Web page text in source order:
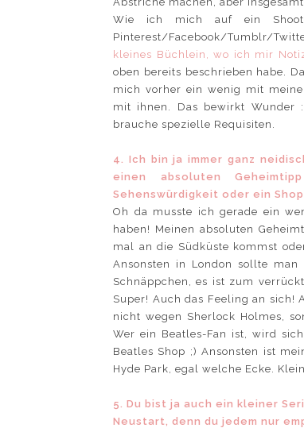
Wie ich mich auf ein
Pinterest/Facebook/Tumblr/
kleines Büchlein, wo ich mir
oben bereits beschrieben habe.
mich vorher ein wenig mit
mit ihnen. Das bewirkt Wunder
brauche spezielle Requisiten.
4. Ich bin ja immer ganz
einen absoluten
Sehenswürdigkeit oder ein
Oh da musste ich gerade ein
haben! Meinen absoluten
mal an die Südküste kommst
Ansonsten in London sollte
Schnäppchen, es ist zum
Super! Auch das Feeling an sich!
nicht wegen Sherlock Holmes,
Wer ein Beatles-Fan ist, wird
Beatles Shop ;) Ansonsten ist
Hyde Park, egal welche Ecke.
5. Du bist ja auch ein kleiner
Neustart, denn du jedem nur